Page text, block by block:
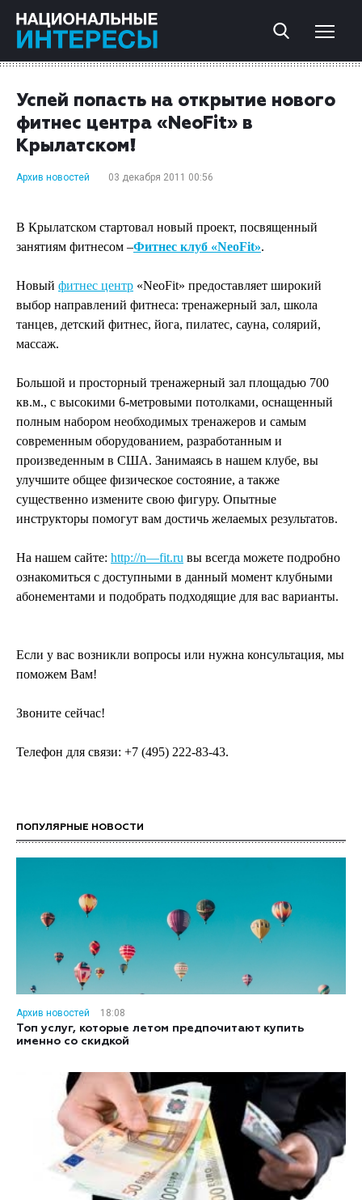
Успей попасть на открытие нового
фитнес центра «NeoFit» в
Крылатском!
Архив новостей 03 декабря 2011 00:56
В Крылатском стартовал новый проект, посвященный
занятиям фитнесом –Фитнес клуб «NeoFit».
Новый фитнес центр «NeoFit» предоставляет широкий
выбор направлений фитнеса: тренажерный зал, школа
танцев, детский фитнес, йога, пилатес, сауна, солярий,
массаж.
Большой и просторный тренажерный зал площадью 700
кв.м., с высокими 6-метровыми потолками, оснащенный
полным набором необходимых тренажеров и самым
современным оборудованием, разработанным и
произведенным в США. Занимаясь в нашем клубе, вы
улучшите общее физическое состояние, а также
существенно измените свою фигуру. Опытные
инструкторы помогут вам достичь желаемых результатов.
На нашем сайте: http://n—fit.ru вы всегда можете подробно
ознакомиться с доступными в данный момент клубными
абонементами и подобрать подходящие для вас варианты.
Если у вас возникли вопросы или нужна консультация, мы
поможем Вам!
Звоните сейчас!
Телефон для связи: +7 (495) 222-83-43.
ПОПУЛЯРНЫЕ НОВОСТИ
Архив новостей
18:08
Топ услуг, которые летом предпочитают купить
именно со скидкой